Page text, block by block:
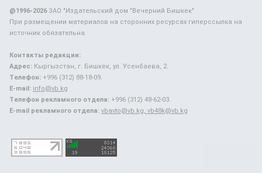
@1996-2026ЗАО "Издательский дом "Вечерний Бишкек"
При размещении материалов на сторонних ресурсах гиперссылка на
источник обязательна.
Контакты редакции:
Адрес: Кыргызстан, г. Бишкек, ул. Усенбаева, 2.
Телефон: +996 (312) 88-18-09.
E-mail: info@vb.kg
Телефон рекламного отдела: +996 (312) 48-62-03.
E-mail рекламного отдела: vbavto@vb.kg, vb48k@vb.kg